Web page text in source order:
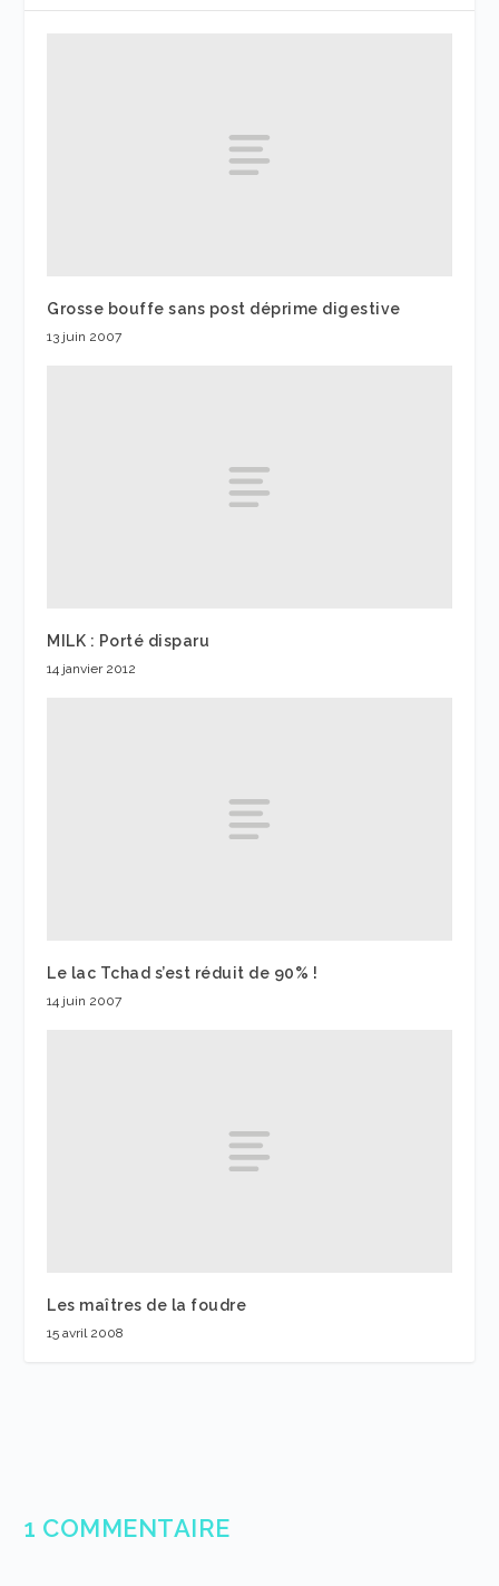
Grosse bouffe sans post déprime digestive
13 juin 2007
MILK : Porté disparu
14 janvier 2012
Le lac Tchad s’est réduit de 90% !
14 juin 2007
Les maîtres de la foudre
15 avril 2008
1 COMMENTAIRE